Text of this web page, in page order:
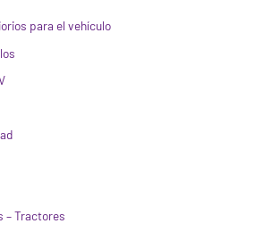
para el vehículo
– Tractores